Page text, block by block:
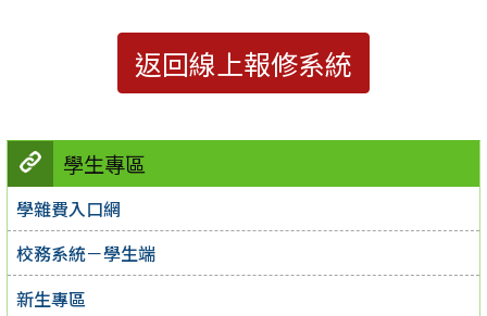
學生專區
學雜費入口網
校務系統－學生端
新生專區
返回線上報修系統